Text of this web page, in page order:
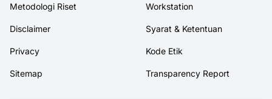
Metodologi Riset Workstation
Disclaimer Syarat & Ketentuan
Privacy Kode Etik
Sitemap Transparency Report